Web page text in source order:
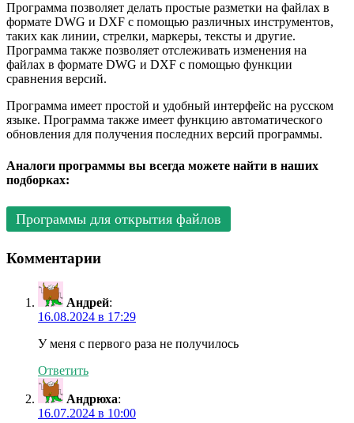
Программа позволяет делать простые разметки на файлах в
формате DWG и DXF с помощью различных инструментов,
таких как линии, стрелки, маркеры, тексты и другие.
Программа также позволяет отслеживать изменения на
файлах в формате DWG и DXF с помощью функции
сравнения версий.
Программа имеет простой и удобный интерфейс на русском
языке. Программа также имеет функцию автоматического
обновления для получения последних версий программы.
Аналоги программы вы всегда можете найти в наших
подборках:
Программы для открытия файлов
Комментарии
Андрей:
16.08.2024 в 17:29
У меня с первого раза не получилось
Ответить
Андрюха:
16.07.2024 в 10:00